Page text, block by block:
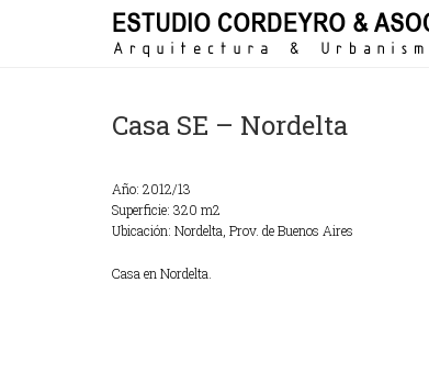
Casa SE – Nordelta
Año: 2012/13
Superficie: 320 m2
Ubicación: Nordelta, Prov. de Buenos Aires
Casa en Nordelta.